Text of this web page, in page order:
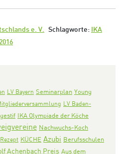
e. V. Schlagworte:
IKA
LV Bayern Seminarplan Young
LV Baden-
IKA Olympiade der Köche
Nachwuchs-Koch
Rezept KÜCHE Azubi Berufsschulen
Achenbach Preis Aus dem